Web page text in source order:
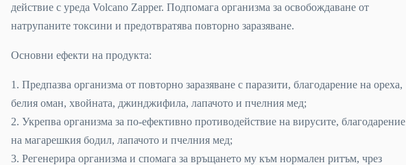
действие с уреда Volcano Zapper. Подпомага организма за освобождаване от
натрупаните токсини и предотвратява повторно заразяване.
Основни ефекти на продукта:
1. Предпазва организма от повторно заразяване с паразити, благодарение на ореха,
белия оман, хвойната, джинджифила, лапачото и пчелния мед;
2. Укрепва организма за по-ефективно противодействие на вирусите, благодарение
на магарешкия бодил, лапачото и пчелния мед;
3. Регенерира организма и спомага за връщането му към нормален ритъм, чрез